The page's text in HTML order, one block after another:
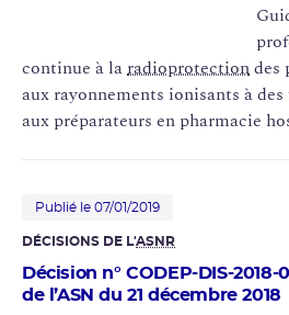
continue à laradioprotectiondes
aux rayonnements ionisants à
aux préparateurs en pharmacie
Publié le 07/01/2019
DÉCISIONS DE L'ASNR
Décision n° CODEP-DIS-
de l’ASN du 21 décembre 2018